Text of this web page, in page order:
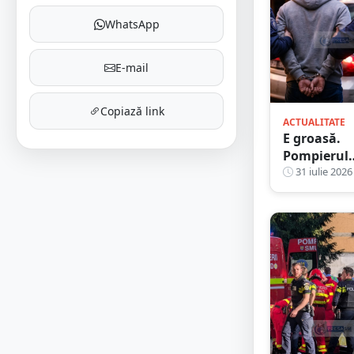
WhatsApp
E-mail
Copiază link
ACTUALITATE
E groasă.
Pompierul
kararist din
Satu Mare,
arestat
preventiv
pentru 30
zile
31 iulie 2026